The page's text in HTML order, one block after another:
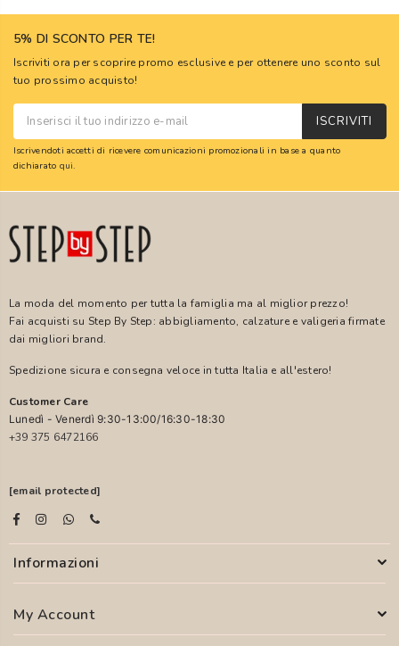
5% DI SCONTO PER TE!
Iscriviti ora per scoprire promo esclusive e per ottenere uno sconto sul
tuo prossimo acquisto!
ISCRIVITI
Iscrivendoti accetti di ricevere comunicazioni promozionali in base a quanto
dichiarato qui.
La moda del momento per tutta la famiglia ma al miglior prezzo!
Fai acquisti su Step By Step: abbigliamento, calzature e valigeria firmate
dai migliori brand.
Spedizione sicura e consegna veloce in tutta Italia e all'estero!
Customer Care
Lunedì - Venerdì 9:30-13:00/16:30-18:30
+39 375 6472166
[email protected]
Informazioni
My Account